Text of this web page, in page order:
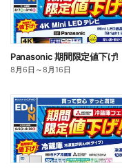
Panasonic 期間限定値下げ!
8月6日 ～8月16日